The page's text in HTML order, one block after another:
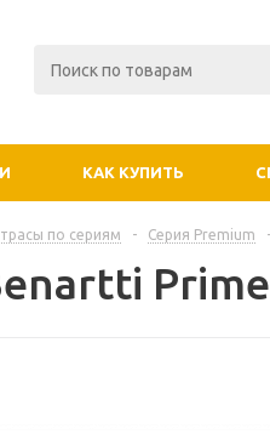
КАК КУПИТЬ
по сериям - Серия Premium -